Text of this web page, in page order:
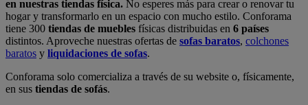
en nuestras tiendas física. No esperes más para crear o renovar tu
hogar y transformarlo en un espacio con mucho estilo. Conforama
tiene 300 tiendas de muebles físicas distribuidas en 6 países
distintos. Aproveche nuestras ofertas de sofas baratos, colchones
baratos y liquidaciones de sofas.
Conforama solo comercializa a través de su website o, físicamente,
en sus tiendas de sofás.